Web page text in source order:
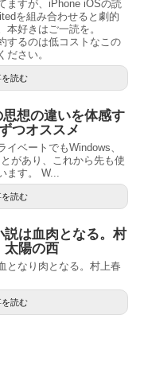
ますが、iPhone iOSの読
を組み合わせると劇的
本好きはご一読を。
するのは低コストなこの
ださい。
読む
想の違いを体感す
つオススメ
ベートでもWindows、
があり、これから先も使
ます。 W...
読む
は血肉となる。村
太陽の西
となり肉となる。村上春
読む